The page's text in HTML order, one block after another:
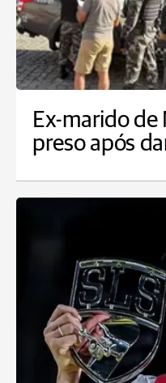
Ex-marido de
preso após